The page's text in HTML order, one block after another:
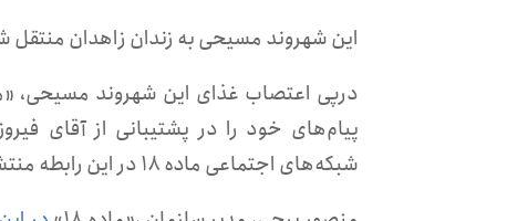
این شهروند مسیحی به زندان زاهدان
پیام‌های خود را در پشتیبانی از آقای
شبکه‌های اجتماعی ماده ۱۸ در این رابطه منتشر شده‌است.